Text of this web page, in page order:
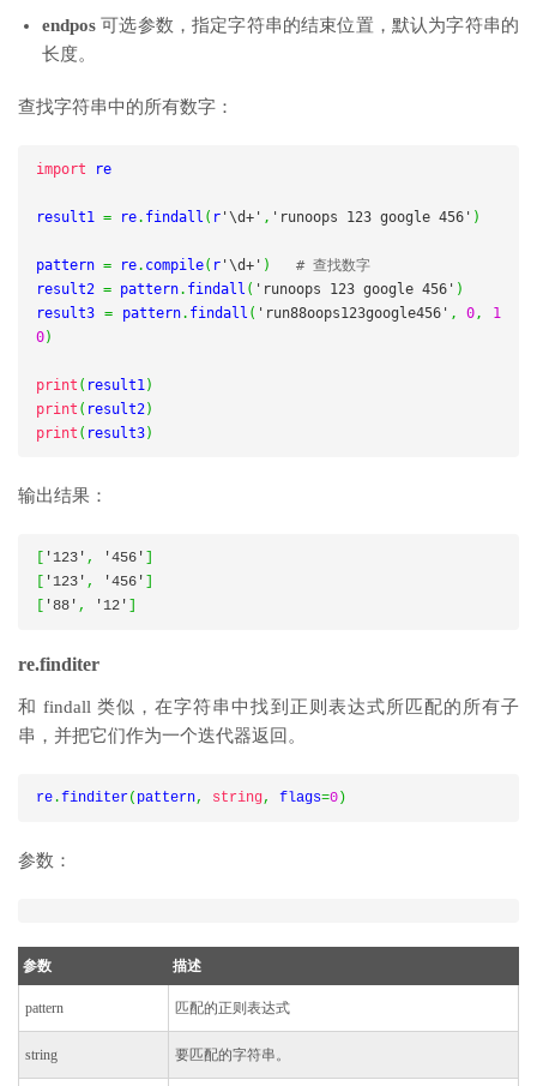
endpos 可选参数，指定字符串的结束位置，默认为字符串的
长度。
查找字符串中的所有数字：
import re
result1 = re. findall ( r '\d+' , 'runoops 123 google 456' )
pattern = re. compile( r '\d+' )
# 查找数字
result2 = pattern. findall ( 'runoops 123 google 456' )
result3 = pattern. findall ( 'run88oops123google456' , 0,
1
0)
print ( result1)
print ( result2)
print ( result3)
输出结果：
'123' , '456'
'123' , '456'
'88' , '12'
re.finditer
和 findall 类似，在字符串中找到正则表达式所匹配的所有子
串，并把它们作为一个迭代器返回。
re .finditer( pattern, string, flags=0 )
参数：
参数 描述
pattern 匹配的正则表达式
string 要匹配的字符串。